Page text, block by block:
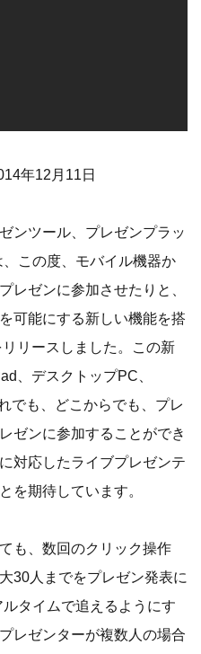
年12月11日
ンツール、プレゼンプラッ
この度、モバイル機器か
レゼンに参加させたりと、
可能にする新しい機能を搭
リースしました。この新
、デスクトップPC、
でも、どこからでも、プレ
ゼンに参加することができ
対応したライブプレゼンテ
を期待しています。
も、数回のクリック操作
30人までをプレゼン発表に
タイムで追えるようにす
レゼンターが複数人の場合